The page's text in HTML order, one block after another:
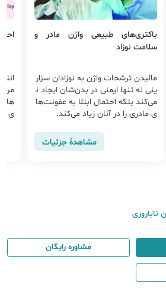
احتیاط‌های لازم بعد از انتقال جنین
انتقال جنین ها به داخل رحم یکی از
مراحل ای وی اف است. انجام مراقبت
های بعد از انتقال جنین، بسیار ضرور
ابطه با روند زندگی پس از آی وی اف
می تواند نگرانی های شما را تا حد زیا
مشاهدهٔ جزئیات
ناباروری
مشاوره رایگان